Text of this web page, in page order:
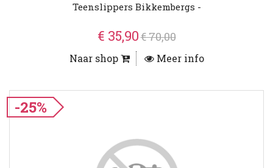
Teenslippers Bikkembergs -
€ 35,90€ 70,00
Naar shop Meer info
-25%